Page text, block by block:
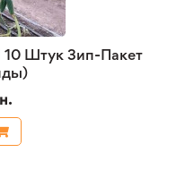
Штук Зип-Пакет